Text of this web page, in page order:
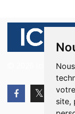
site,
© 2026 Ici